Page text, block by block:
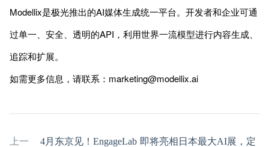
Modellix是极光推出的AI媒体生成统一平台。开发者和企业可通
过单一、安全、透明的API，利用世界一流模型进行内容生成、
追踪和扩展。
如需更多信息，请联系：marketing@modellix.ai
上一
4月东京见！EngageLab 即将亮相日本最大AI展，定